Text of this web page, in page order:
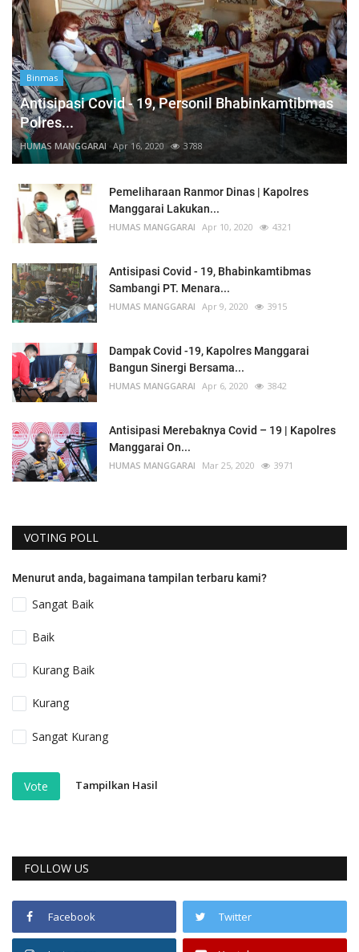
Binmas
Antisipasi Covid - 19, Personil Bhabinkamtibmas
Polres...
HUMAS MANGGARAI Apr 16, 2020 3788
Pemeliharaan Ranmor Dinas | Kapolres
Manggarai Lakukan...
HUMAS MANGGARAI Apr 10, 2020 4321
Antisipasi Covid - 19, Bhabinkamtibmas
Sambangi PT. Menara...
HUMAS MANGGARAI Apr 9, 2020 3915
Dampak Covid -19, Kapolres Manggarai
Bangun Sinergi Bersama...
HUMAS MANGGARAI Apr 6, 2020 3842
Antisipasi Merebaknya Covid – 19 | Kapolres
Manggarai On...
HUMAS MANGGARAI Mar 25, 2020 3971
VOTING POLL
Menurut anda, bagaimana tampilan terbaru kami?
Sangat Baik
Baik
Kurang Baik
Kurang
Sangat Kurang
Vote Tampilkan Hasil
FOLLOW US
Facebook Twitter